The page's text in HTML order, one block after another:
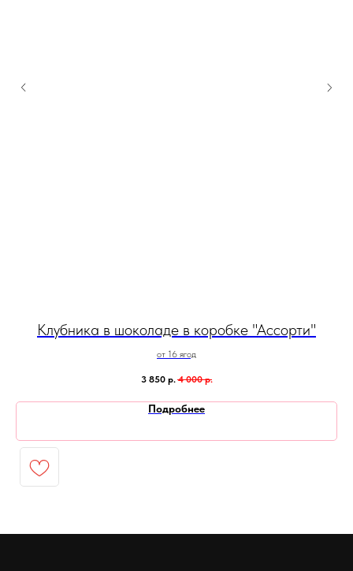
Клубника в шоколаде в коробке "Ассорти"
от 16 ягод
3 850 р. 4 000 р.
Подробнее